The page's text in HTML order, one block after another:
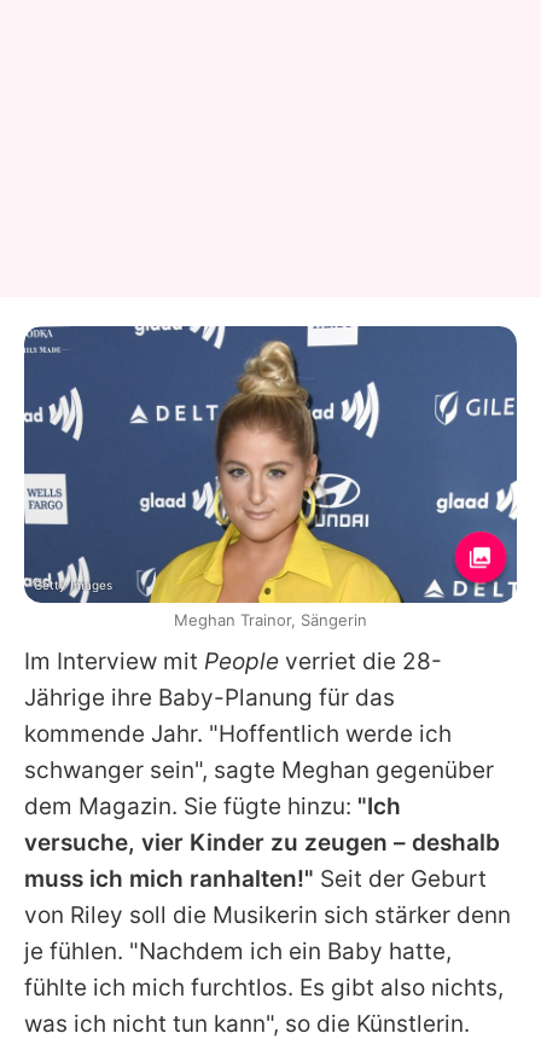
Im Interview mit People verriet die 28-
Jährige ihre Baby-Planung für das
kommende Jahr. "Hoffentlich werde ich
schwanger sein", sagte Meghan gegenüber
dem Magazin. Sie fügte hinzu: "Ich
versuche, vier Kinder zu zeugen – deshalb
muss ich mich ranhalten!" Seit der Geburt
von Riley soll die Musikerin sich stärker denn
je fühlen. "Nachdem ich ein Baby hatte,
fühlte ich mich furchtlos. Es gibt also nichts,
was ich nicht tun kann", so die Künstlerin.
Getty Images
Meghan Trainor, Sängerin